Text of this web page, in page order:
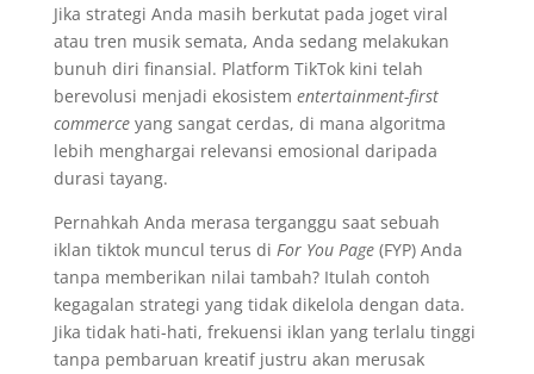
Jika strategi Anda masih berkutat pada joget viral
atau tren musik semata, Anda sedang melakukan
bunuh diri finansial. Platform TikTok kini telah
berevolusi menjadi ekosistem entertainment-first
commerceyang sangat cerdas, di mana algoritma
lebih menghargai relevansi emosional daripada
durasi tayang.
Pernahkah Anda merasa terganggu saat sebuah
iklan tiktok muncul terus di For You Page(FYP) Anda
tanpa memberikan nilai tambah? Itulah contoh
kegagalan strategi yang tidak dikelola dengan data.
Jika tidak hati-hati, frekuensi iklan yang terlalu tinggi
tanpa pembaruan kreatif justru akan merusak